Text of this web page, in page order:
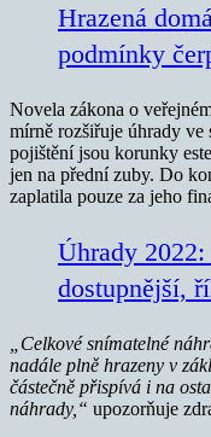
Hrazená
podmínky
Novela zákona o
mírně rozšiřuje úhrady ve
pojištění jsou korunky
jen na přední zuby. Do
zaplatila pouze za jeho
Úhrady
dostupnější,
„Celkové snímatelné
nadále plně hrazeny v
částečně přispívá i na
náhrady,“ upozorňuje